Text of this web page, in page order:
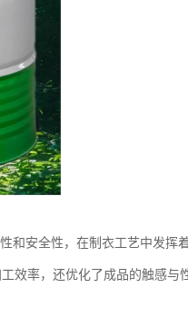
和安全性，在制衣工艺中发挥
效率，还优化了成品的触感与